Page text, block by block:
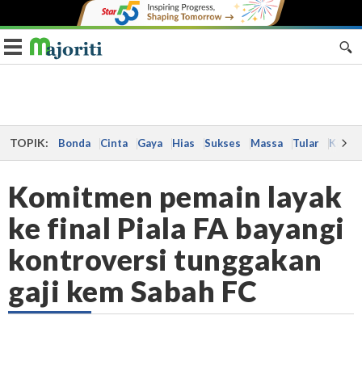
Toggle navigation
TOPIK: Bonda Cinta Gaya Hias Sukses Massa Tular Kes
Komitmen pemain layak
ke final Piala FA bayangi
kontroversi tunggakan
gaji kem Sabah FC